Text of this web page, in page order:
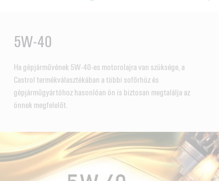
5W-40
Ha gépjárművének 5W-40-es motorolajra van szüksége, a
Castrol termékválasztékában a többi sofőrhöz és
gépjárműgyártóhoz hasonlóan ön is biztosan megtalálja az
önnek megfelelőt.